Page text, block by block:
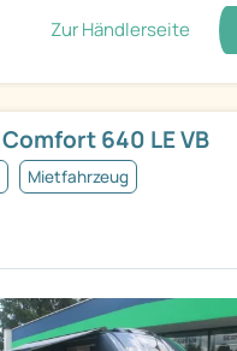
Zur Händlerseite
640 LE VB
Mietfahrzeug